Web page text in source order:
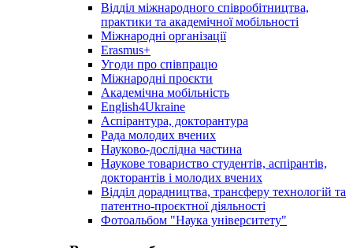
Відділ міжнародного співробітництва,
практики та академічної мобільності
Міжнародні організації
Erasmus+
Угоди про співпрацю
Міжнародні проєкти
Академічна мобільність
English4Ukraine
Аспірантура, докторантура
Рада молодих вчених
Науково-дослідна частина
Наукове товариство студентів, аспірантів,
докторантів і молодих вчених
Відділ дорадництва, трансферу технологій та
патентно-проєктної діяльності
Фотоальбом "Наука університету"